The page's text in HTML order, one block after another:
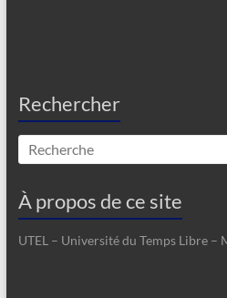
Rechercher
À propos de ce site
UTEL – Université du Temps Libre –